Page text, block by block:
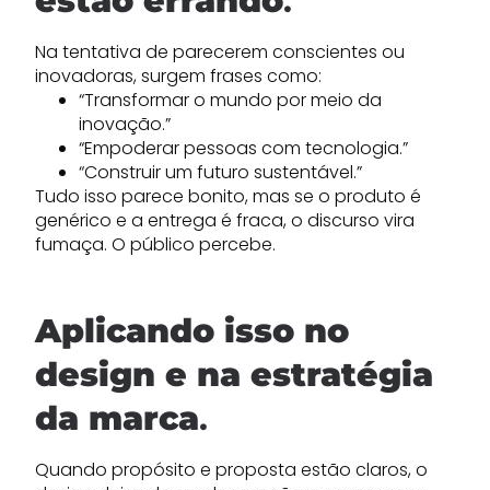
Na tentativa de parecerem conscientes ou
inovadoras, surgem frases como:
“Transformar o mundo por meio da
inovação.”
“Empoderar pessoas com tecnologia.”
“Construir um futuro sustentável.”
Tudo isso parece bonito, mas se o produto é
genérico e a entrega é fraca, o discurso vira
fumaça. O público percebe.
Aplicando isso no
design e na estratégia
da marca.
Quando propósito e proposta estão claros, o